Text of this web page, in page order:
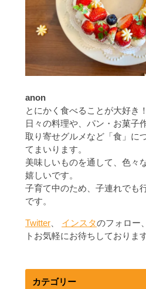
anon
とにかく食べることが大好き！
日々の料理や、パン・お菓子
取り寄せグルメなど「食」に
てまいります。
美味しいものを通して、色々
嬉しいです。
子育て中のため、子連れでも
です。
Twitter インスタのフォロー
トお気軽にお待ちしておりま
カテゴリー